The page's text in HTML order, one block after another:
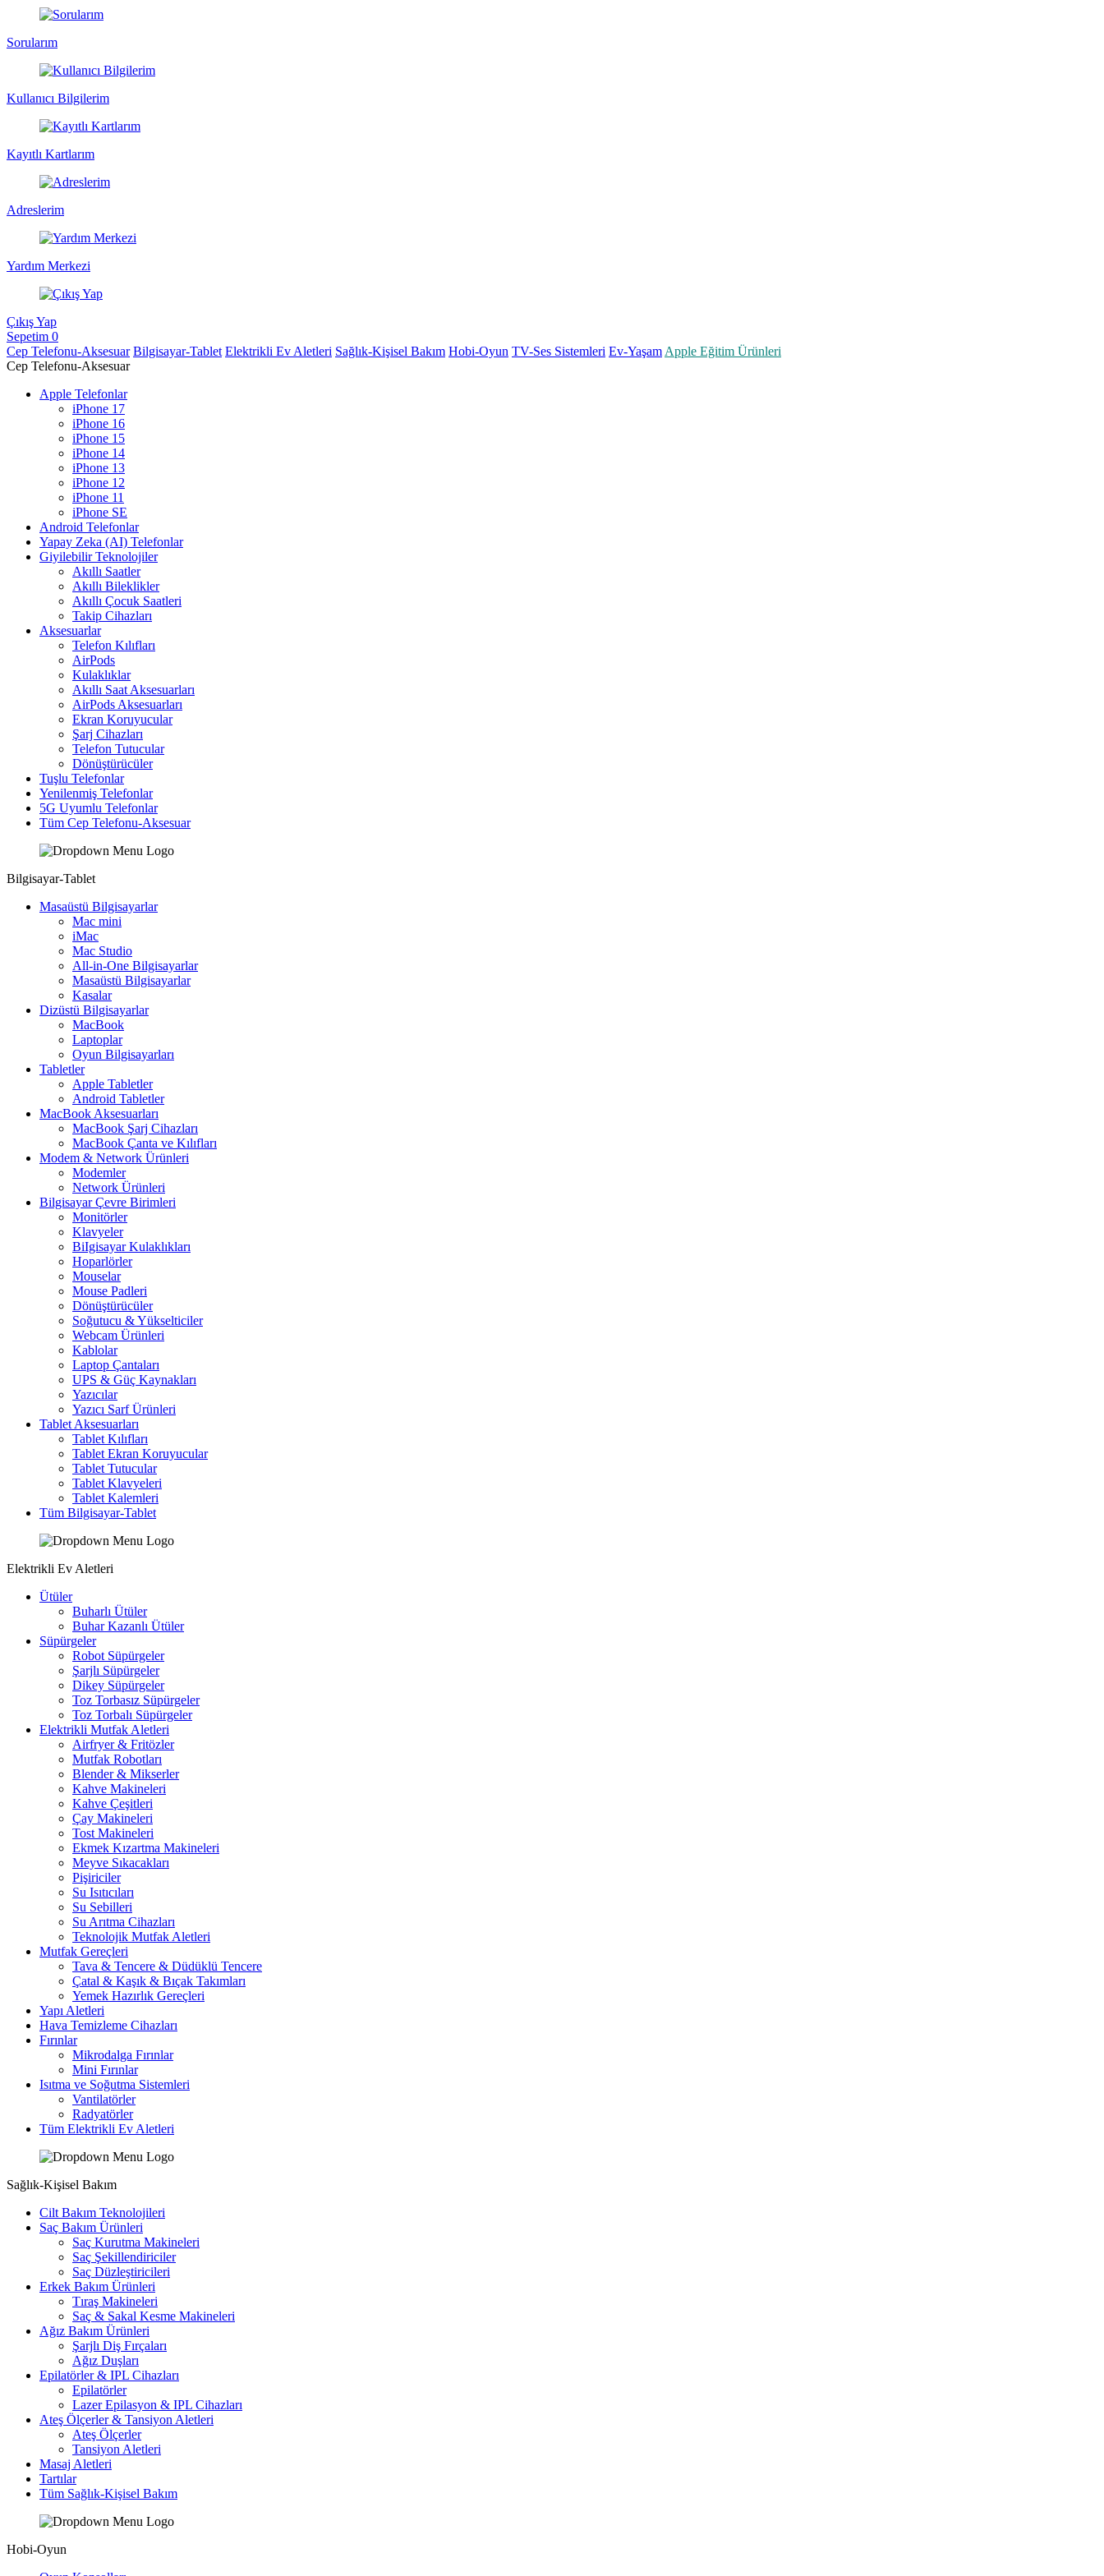
Sorularım
Kullanıcı Bilgilerim
Kayıtlı Kartlarım
Adreslerim
Yardım Merkezi
Çıkış Yap
Sepetim 0
Cep Telefonu-Aksesuar Bilgisayar-Tablet Elektrikli Ev Aletleri Sağlık-Kişisel Bakım Hobi-Oyun TV-Ses Sistemleri Ev-Yaşam Apple Eğitim Ürünleri
Cep Telefonu-Aksesuar
Apple Telefonlar
iPhone 17
iPhone 16
iPhone 15
iPhone 14
iPhone 13
iPhone 12
iPhone 11
iPhone SE
Android Telefonlar
Yapay Zeka (AI) Telefonlar
Giyilebilir Teknolojiler
Akıllı Saatler
Akıllı Bileklikler
Akıllı Çocuk Saatleri
Takip Cihazları
Aksesuarlar
Telefon Kılıfları
AirPods
Kulaklıklar
Akıllı Saat Aksesuarları
AirPods Aksesuarları
Ekran Koruyucular
Şarj Cihazları
Telefon Tutucular
Dönüştürücüler
Tuşlu Telefonlar
Yenilenmiş Telefonlar
5G Uyumlu Telefonlar
Tüm Cep Telefonu-Aksesuar
Bilgisayar-Tablet
Masaüstü Bilgisayarlar
Mac mini
iMac
Mac Studio
All-in-One Bilgisayarlar
Masaüstü Bilgisayarlar
Kasalar
Dizüstü Bilgisayarlar
MacBook
Laptoplar
Oyun Bilgisayarları
Tabletler
Apple Tabletler
Android Tabletler
MacBook Aksesuarları
MacBook Şarj Cihazları
MacBook Çanta ve Kılıfları
Modem & Network Ürünleri
Modemler
Network Ürünleri
Bilgisayar Çevre Birimleri
Monitörler
Klavyeler
BiIgisayar Kulaklıkları
Hoparlörler
Mouselar
Mouse Padleri
Dönüştürücüler
Soğutucu & Yükselticiler
Webcam Ürünleri
Kablolar
Laptop Çantaları
UPS & Güç Kaynakları
Yazıcılar
Yazıcı Sarf Ürünleri
Tablet Aksesuarları
Tablet Kılıfları
Tablet Ekran Koruyucular
Tablet Tutucular
Tablet Klavyeleri
Tablet Kalemleri
Tüm Bilgisayar-Tablet
Elektrikli Ev Aletleri
Ütüler
Buharlı Ütüler
Buhar Kazanlı Ütüler
Süpürgeler
Robot Süpürgeler
Şarjlı Süpürgeler
Dikey Süpürgeler
Toz Torbasız Süpürgeler
Toz Torbalı Süpürgeler
Elektrikli Mutfak Aletleri
Airfryer & Fritözler
Mutfak Robotları
Blender & Mikserler
Kahve Makineleri
Kahve Çeşitleri
Çay Makineleri
Tost Makineleri
Ekmek Kızartma Makineleri
Meyve Sıkacakları
Pişiriciler
Su Isıtıcıları
Su Sebilleri
Su Arıtma Cihazları
Teknolojik Mutfak Aletleri
Mutfak Gereçleri
Tava & Tencere & Düdüklü Tencere
Çatal & Kaşık & Bıçak Takımları
Yemek Hazırlık Gereçleri
Yapı Aletleri
Hava Temizleme Cihazları
Fırınlar
Mikrodalga Fırınlar
Mini Fırınlar
Isıtma ve Soğutma Sistemleri
Vantilatörler
Radyatörler
Tüm Elektrikli Ev Aletleri
Sağlık-Kişisel Bakım
Cilt Bakım Teknolojileri
Saç Bakım Ürünleri
Saç Kurutma Makineleri
Saç Şekillendiriciler
Saç Düzleştiricileri
Erkek Bakım Ürünleri
Tıraş Makineleri
Saç & Sakal Kesme Makineleri
Ağız Bakım Ürünleri
Şarjlı Diş Fırçaları
Ağız Duşları
Epilatörler & IPL Cihazları
Epilatörler
Lazer Epilasyon & IPL Cihazları
Ateş Ölçerler & Tansiyon Aletleri
Ateş Ölçerler
Tansiyon Aletleri
Masaj Aletleri
Tartılar
Tüm Sağlık-Kişisel Bakım
Hobi-Oyun